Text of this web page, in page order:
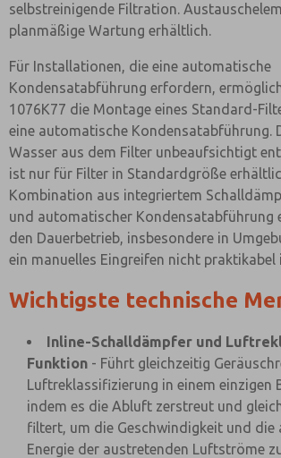
selbstreinigende Filtration.
planmäßige Wartung erhältlich.
Für Installationen, die eine automatische
Kondensatabführung erfordern,
1076K77 die Montage eines Standard-
eine automatische Kondensatabführung.
Wasser aus dem Filter unbeaufsichtigt
ist nur für Filter in Standardgröße
Kombination aus integriertem
und automatischer Kondensatabführung
den Dauerbetrieb, insbesondere in
ein manuelles Eingreifen nicht praktikabel
Wichtigste technische
Inline-Schalldämpfer und
Funktion - Führt gleichzeitig
Luftreklassifizierung in einem einzigen
indem es die Abluft zerstreut und
filtert, um die Geschwindigkeit und die
Energie der austretenden Luftströme